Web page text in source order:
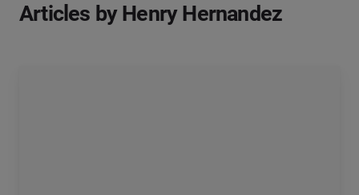
Articles by Henry Hernandez